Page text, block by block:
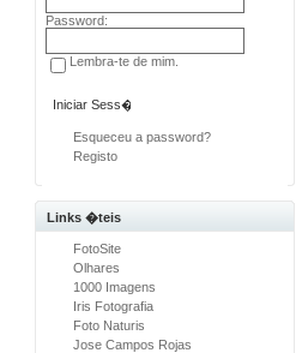
Password:
Lembra-te de mim.
Esqueceu a password?
Registo
Links �teis
FotoSite
Olhares
1000 Imagens
Iris Fotografia
Foto Naturis
Jose Campos Rojas